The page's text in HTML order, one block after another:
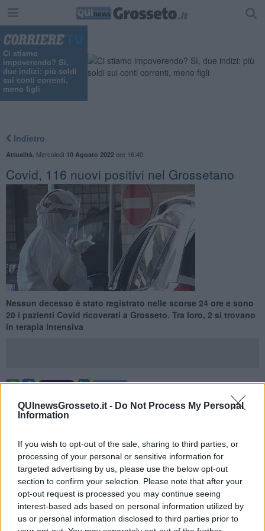
QUInewsGrosseto.it - Do Not Process My Personal
Information
If you wish to opt-out of the sale, sharing to third parties, or
processing of your personal or sensitive information for
targeted advertising by us, please use the below opt-out
section to confirm your selection. Please note that after your
opt-out request is processed you may continue seeing
interest-based ads based on personal information utilized by
us or personal information disclosed to third parties prior to
Ci stiamo
impoverendo? Sì,
due indizi: più soldi
sui conti correnti,
meno figli
Indietro
Attualità Mercoledì 10 Agosto 2022ore 16:40
Covid, 116 nuovi positivi nel Grossetano
Nessun decesso è stato registrato nelle scorse 24 ore e sono
20 i pazienti Covid ricoverati a Grosseto. Tra loro, 2 si trovano
in terapia intensiva
PROVINCIA DI GROSSETO —Su 605 tamponi processati nelle
ultime ventiquattro ore tra Grosseto e provincia sono
116 i nuovi
Della Pescaia 4, Cinigiano 1, Civitella Paganico 3, Follonica 13,
Gavorrano 4,Grosseto 43, Isola Del Giglio 2, Magliano In Toscana
1, Manciano 5, Massa Marittima 3, Monte Argentario 2, Montieri 1,
Orbetello 11, Pitigliano 3, Roccalbegna 1, Roccastrada 2, Santa
Fiora 2, Scansano 5, Sorano 1. Non si registra alcun ulteriore
decesso.
I numeri arrivano col bollettino emesso quotidianamente dalla